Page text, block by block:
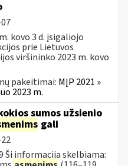
kovo 3 d. įsigaliojo
prie Lietuvos
viršininko 2023 m. kovo
pakeitimai: MĮP 2021 »
2023 m.
sumos užsienio
gali
Ši informacija skelbiama: